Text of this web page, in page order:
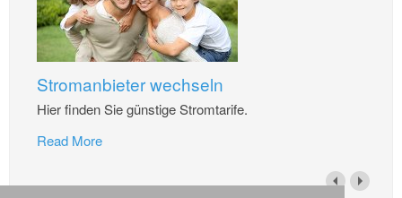
Stromanbieter wechseln
Hier finden Sie günstige Stromtarife.
Read More